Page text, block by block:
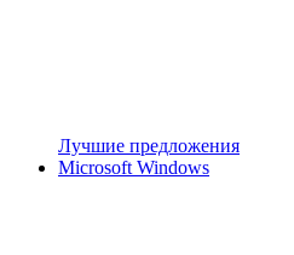
Лучшие предложения
Microsoft Windows